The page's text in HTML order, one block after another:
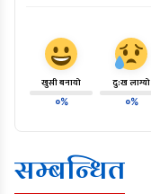
खुसी बनायो
०%
दु:ख लाग्यो
०%
सम्बन्धित